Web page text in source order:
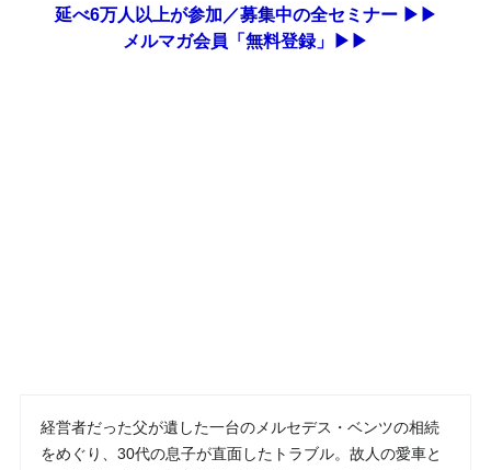
延べ6万人以上が参加／募集中の全セミナー ▶▶
メルマガ会員「無料登録」▶▶
経営者だった父が遺した一台のメルセデス・ベンツの相続
をめぐり、30代の息子が直面したトラブル。故人の愛車と